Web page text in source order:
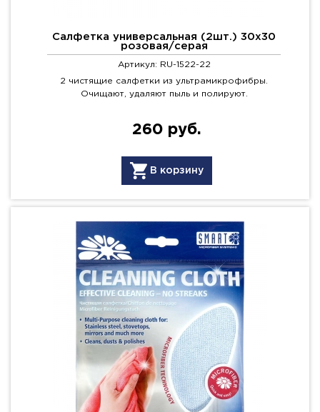
Салфетка универсальная (2шт.) 30х30
розовая/серая
Артикул: RU-1522-22
2 чистящие салфетки из ультрамикрофибры.
Очищают, удаляют пыль и полируют.
260 руб.
В корзину